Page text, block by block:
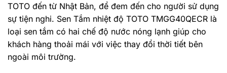
TOTO đến từ Nhật Bản, để đem đến cho người sử dụng
sự tiện nghi. Sen Tắm nhiệt độ TOTO TMGG40QECR là
loại sen tắm có hai chế độ nước nóng lạnh giúp cho
khách hàng thoải mái với việc thay đổi thời tiết bên
ngoài môi trường.